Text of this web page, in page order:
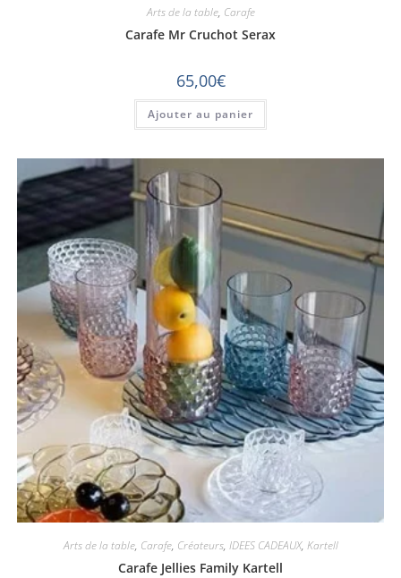
Arts de la table, Carafe
Carafe Mr Cruchot Serax
65,00€
Ajouter au panier
Arts de la table, Carafe, Créateurs, IDEES CADEAUX, Kartell
Carafe Jellies Family Kartell